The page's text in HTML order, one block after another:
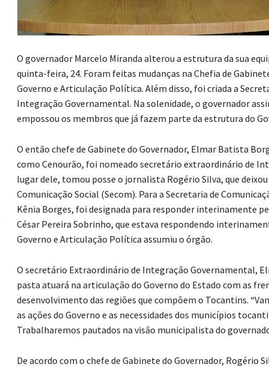
O governador Marcelo Miranda alterou a estrutura da sua
quinta-feira, 24. Foram feitas mudanças na Chefia de
Governo e Articulação Política. Além disso, foi criada a
Integração Governamental. Na solenidade, o governador
empossou os membros que já fazem parte da estrutura do
O então chefe de Gabinete do Governador, Elmar Batista
como Cenourão, foi nomeado secretário extraordinário de
lugar dele, tomou posse o jornalista Rogério Silva, que deixou
Comunicação Social (Secom). Para a Secretaria de
Kênia Borges, foi designada para responder interinamente
César Pereira Sobrinho, que estava respondendo
Governo e Articulação Política assumiu o órgão.
O secretário Extraordinário de Integração Governamental,
pasta atuará na articulação do Governo do Estado com as
desenvolvimento das regiões que compõem o Tocantins.
as ações do Governo e as necessidades dos municípios
Trabalharemos pautados na visão municipalista do
De acordo com o chefe de Gabinete do Governador, Rogério